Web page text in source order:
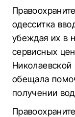
одесситка
убеждая их в
сервисных
Николаевской
обещала
получении